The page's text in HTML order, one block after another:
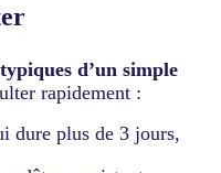
d’un simple
rapidement :
dure plus de 3 jours,